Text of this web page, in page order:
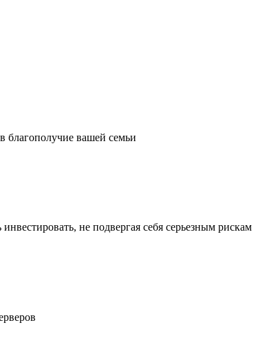
благополучие вашей семьи
не подвергая себя серьезным рискам